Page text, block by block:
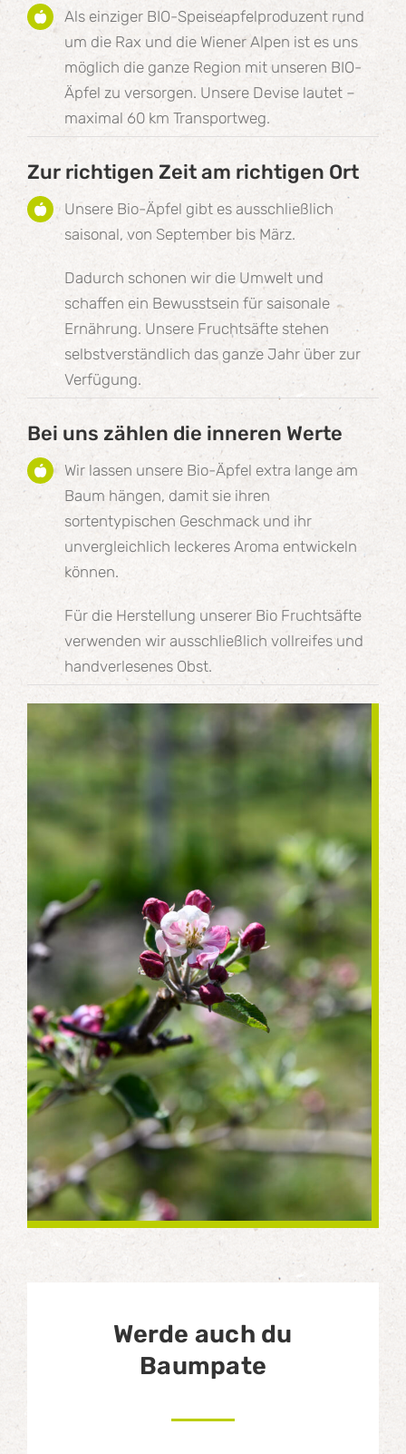
Als einziger BIO-Speiseapfelproduzent rund
um die Rax und die Wiener Alpen ist es uns
möglich die ganze Region mit unseren BIO-
Äpfel zu versorgen. Unsere Devise lautet –
maximal 60 km Transportweg.
Zur richtigen Zeit am richtigen Ort
Unsere Bio-Äpfel gibt es ausschließlich
saisonal, von September bis März.
Dadurch schonen wir die Umwelt und
schaffen ein Bewusstsein für saisonale
Ernährung. Unsere Fruchtsäfte stehen
selbstverständlich das ganze Jahr über zur
Verfügung.
Bei uns zählen die inneren Werte
Wir lassen unsere Bio-Äpfel extra lange am
Baum hängen, damit sie ihren
sortentypischen Geschmack und ihr
unvergleichlich leckeres Aroma entwickeln
können.
Für die Herstellung unserer Bio Fruchtsäfte
verwenden wir ausschließlich vollreifes und
handverlesenes Obst.
Werde auch du
Baumpate